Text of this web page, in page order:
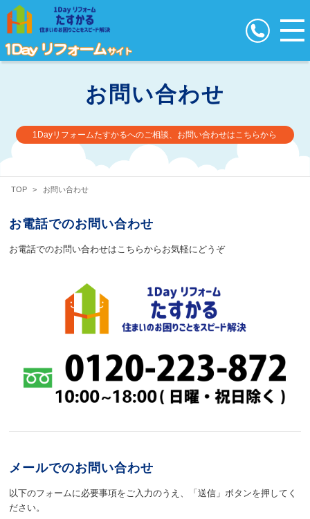
お問い合わせ
1Dayリフォームたすかるへのご相談、お問い合わせはこちらから
TOP > お問い合わせ
お電話でのお問い合わせ
お電話でのお問い合わせはこちらからお気軽にどうぞ
メールでのお問い合わせ
以下のフォームに必要事項をご入力のうえ、「送信」ボタンを押してく
ださい。